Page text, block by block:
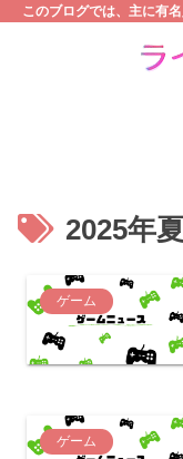
このブログでは、主に有
2025年夏
ゲーム
ゲーム